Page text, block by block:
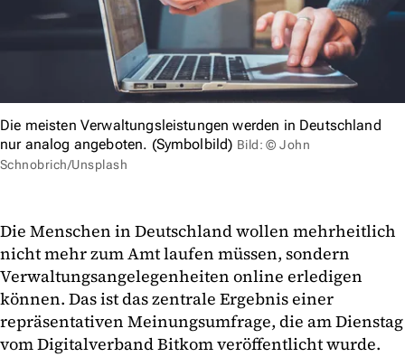
Die meisten Verwaltungsleistungen werden in Deutschland
nur analog angeboten. (Symbolbild) Bild: © John
Schnobrich/Unsplash
Die Menschen in Deutschland wollen mehrheitlich
nicht mehr zum Amt laufen müssen, sondern
Verwaltungsangelegenheiten online erledigen
können. Das ist das zentrale Ergebnis einer
repräsentativen Meinungsumfrage, die am Dienstag
vom Digitalverband Bitkom veröffentlicht wurde.